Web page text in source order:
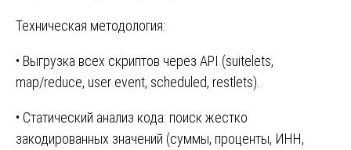
Техническая методология:
• Выгрузка всех скриптов через API (suitelets,
map/reduce, user event, scheduled, restlets).
• Статический анализ кода: поиск жестко
закодированных значений (суммы, проценты, ИНН,